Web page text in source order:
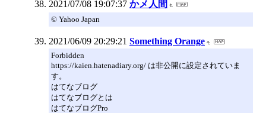
2021/07/08 19:07:37 かメ人間
© Yahoo Japan
2021/06/09 20:29:21 Something Orange
Forbidden
https://kaien.hatenadiary.org/ は非公開に設定されていま
す。
はてなブログ
はてなブログとは
はてなブログPro